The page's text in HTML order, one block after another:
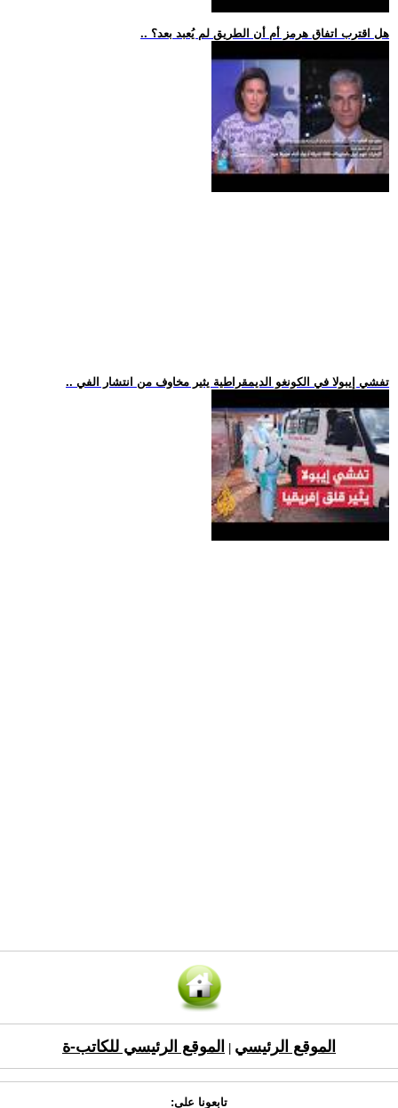
.. هل اقترب اتفاق هرمز أم أن الطريق لم يُعبد بعد؟
.. تفشي إيبولا في الكونغو الديمقراطية يثير مخاوف من انتشار الفي
الموقع الرئيسي الموقع الرئيسي للكاتب-ة
تابعونا على: